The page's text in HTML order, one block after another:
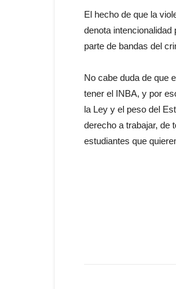
El hecho de que la
denota
parte de bandas del
No cabe duda de que
tener el INBA, y por
la Ley y el peso del
derecho a trabajar, de
estudiantes que